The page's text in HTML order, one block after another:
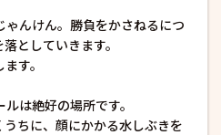
んけん。勝負をかさねるにつ
としていきます。
す。
は絶好の場所です。
ちに、顔にかかる水しぶきを